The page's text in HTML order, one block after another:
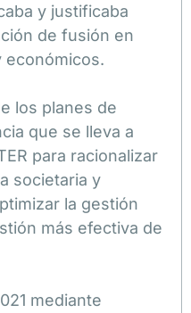
y justificaba
de fusión en
económicos.
los planes de
que se lleva a
para racionalizar
societaria y
la gestión
más efectiva de
mediante